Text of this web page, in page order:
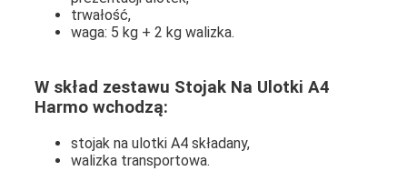
trwałość,
waga: 5 kg + 2 kg walizka.
W skład zestawu Stojak Na Ulotki A4
Harmo wchodzą:
stojak na ulotki A4 składany,
walizka transportowa.